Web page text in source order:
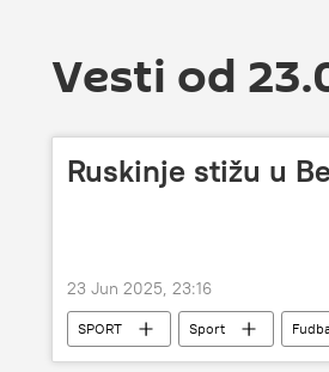
Vesti od
Ruskinje stižu u
23 Jun 2025, 23:16
SPORT Sport